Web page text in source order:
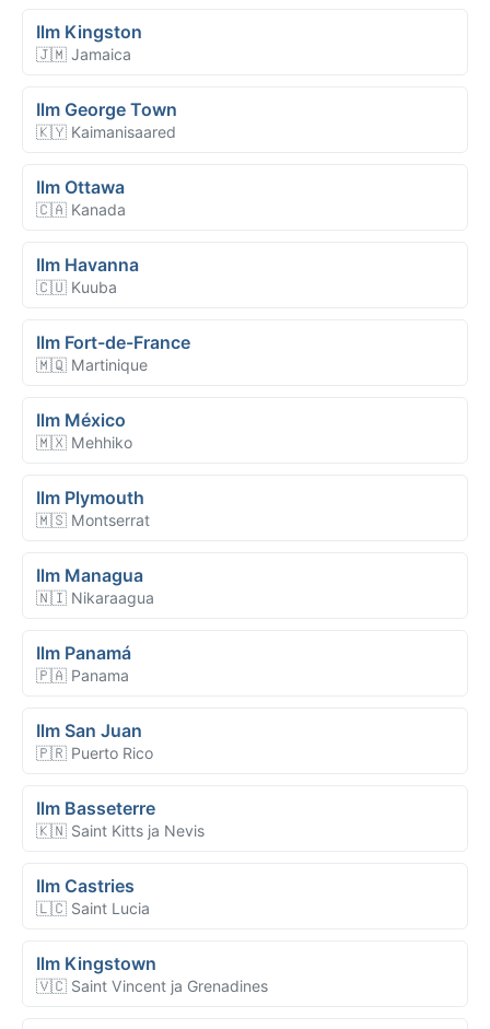
Ilm Kingston
🇯🇲 Jamaica
Ilm George Town
🇰🇾 Kaimanisaared
Ilm Ottawa
🇨🇦 Kanada
Ilm Havanna
🇨🇺 Kuuba
Ilm Fort-de-France
🇲🇶 Martinique
Ilm México
🇲🇽 Mehhiko
Ilm Plymouth
🇲🇸 Montserrat
Ilm Managua
🇳🇮 Nikaraagua
Ilm Panamá
🇵🇦 Panama
Ilm San Juan
🇵🇷 Puerto Rico
Ilm Basseterre
🇰🇳 Saint Kitts ja Nevis
Ilm Castries
🇱🇨 Saint Lucia
Ilm Kingstown
🇻🇨 Saint Vincent ja Grenadines